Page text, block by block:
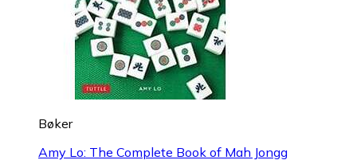
Bøker
Amy Lo: The Complete Book of Mah Jongg